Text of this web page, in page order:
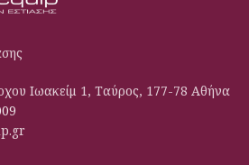
Ιωακείμ 1, Ταύρος, 177-78 Αθήνα